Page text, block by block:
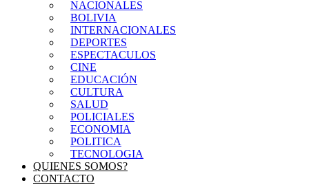
NACIONALES
BOLIVIA
INTERNACIONALES
DEPORTES
ESPECTACULOS
CINE
EDUCACIÓN
CULTURA
SALUD
POLICIALES
ECONOMIA
POLITICA
TECNOLOGIA
QUIENES SOMOS?
CONTACTO